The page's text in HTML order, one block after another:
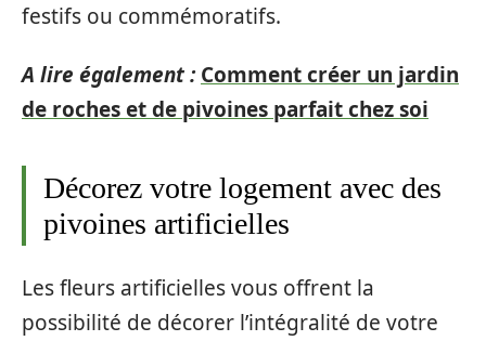
festifs ou commémoratifs.
A lire également : Comment créer un jardin
de roches et de pivoines parfait chez soi
Décorez votre logement avec des
pivoines artificielles
Les fleurs artificielles vous offrent la
possibilité de décorer l’intégralité de votre